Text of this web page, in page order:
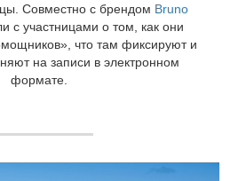
Совместно с брендом Bruno
с участницами о том, как они
что там фиксируют и
на записи в электронном
формате.